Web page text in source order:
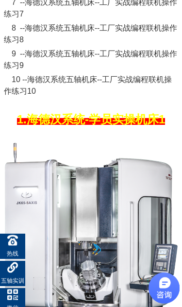
热线
五轴实训
7 --海德汉系统五轴机床--工厂实战编程联机操作
练习7
8 --海德汉系统五轴机床--工厂实战编程联机操作
练习8
9 --海德汉系统五轴机床--工厂实战编程联机操作
练习9
10 --海德汉系统五轴机床--工厂实战编程联机操
作练习10
1.海德汉系统-学员实操机床1